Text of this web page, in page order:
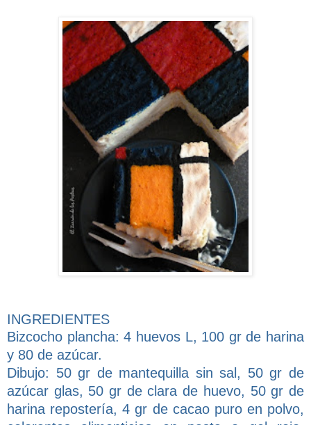
INGREDIENTES
Bizcocho plancha: 4 huevos L, 100 gr de harina
y 80 de azúcar.
Dibujo: 50 gr de mantequilla sin sal, 50 gr de
azúcar glas, 50 gr de clara de huevo, 50 gr de
harina repostería, 4 gr de cacao puro en polvo,